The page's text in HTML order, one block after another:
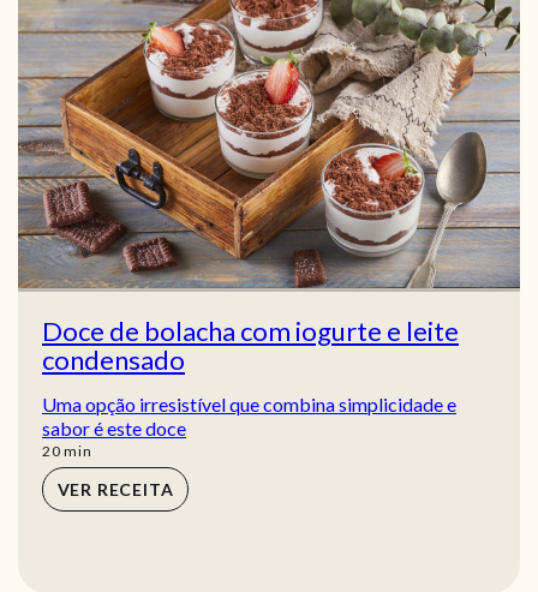
Doce de bolacha com iogurte e leite
condensado
Uma opção irresistível que combina simplicidade e
sabor é este doce
20min
min
VER RECEITA